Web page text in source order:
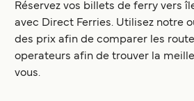
Réservez vos billets de ferry vers
avec Direct Ferries. Utilisez notre
des prix afin de comparer les
operateurs afin de trouver la
vous.